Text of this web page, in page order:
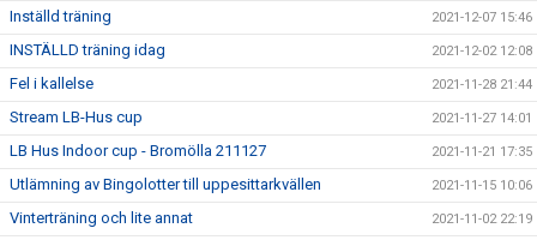
Inställd träning 2021-12-07 15:46
INSTÄLLD träning idag 2021-12-02 12:08
Fel i kallelse 2021-11-28 21:44
Stream LB-Hus cup 2021-11-27 14:01
LB Hus Indoor cup - Bromölla 211127 2021-11-21 17:35
Utlämning av Bingolotter till uppesittarkvällen 2021-11-15 10:06
Vinterträning och lite annat 2021-11-02 22:19